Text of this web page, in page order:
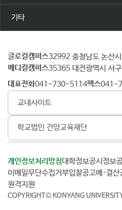
기타
건
양
대
학
글로컬캠퍼스 32992 충청남도 논산
메디컬캠퍼스 35365 대전광역시 서
대표전화 041-730-5114 팩스
교내사이트
학교법인 건양교육재단
개인정보처리방침 대학정보공시 정보
이메일무단수집거부
입찰공고 예·결
원격지원
COPYRIGHT© KONYANG